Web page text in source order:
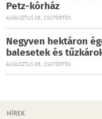
Petz-kórház
AUGUSZTUS 06., CSÜTÖRTÖK
Negyven hektáron
balesetek és
AUGUSZTUS 06., CSÜTÖRTÖK
HÍREK